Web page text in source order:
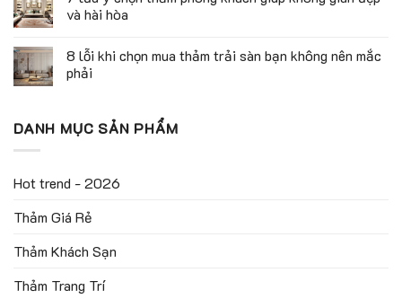
và hài hòa
8 lỗi khi chọn mua thảm trải sàn bạn không nên mắc
phải
DANH MỤC SẢN PHẨM
Hot trend - 2026
Thảm Giá Rẻ
Thảm Khách Sạn
Thảm Trang Trí